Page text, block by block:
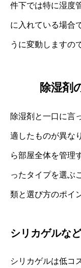
件下では特に湿度
に入れている場合
うに変動しますの
除湿剤
除湿剤と一口に言
適したものが異な
ら部屋全体を管理
ったタイプを選ぶ
類と選び方のポイ
シリカゲルな
シリカゲルは低コ